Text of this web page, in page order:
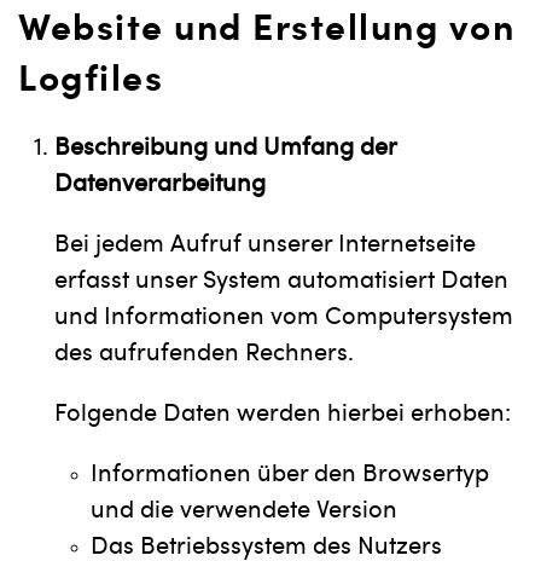
Website und Erstellung von
Logfiles
Beschreibung und Umfang der
Datenverarbeitung
Bei jedem Aufruf unserer Internetseite
erfasst unser System automatisiert Daten
und Informationen vom Computersystem
des aufrufenden Rechners.
Folgende Daten werden hierbei erhoben:
Informationen über den Browsertyp
und die verwendete Version
Das Betriebssystem des Nutzers